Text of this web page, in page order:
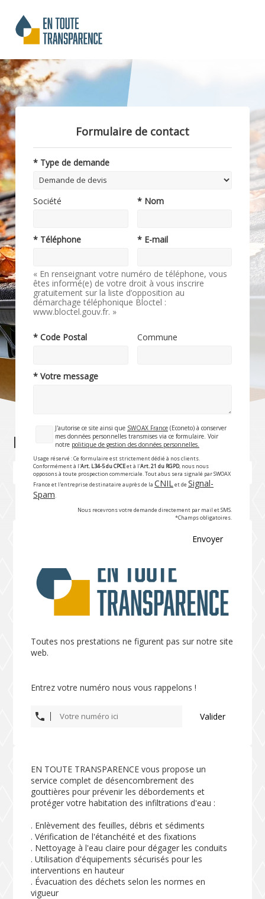
Formulaire de contact
* Type de demande
Société * Nom
* Téléphone * E-mail
« En renseignant votre numéro de téléphone, vous
êtes informé(e) de votre droit à vous inscrire
gratuitement sur la liste d’opposition au
démarchage téléphonique Bloctel :
www.bloctel.gouv.fr. »
* Code Postal Commune
* Votre message
J'autorise ce site ainsi que SWOAX France (Econeto) à conserver
mes données personnelles transmises via ce formulaire. Voir
notre politique de gestion des données personnelles.
Usage réservé : Ce formulaire est strictement dédié à nos clients.
Conformément à l'Art. L34-5 du CPCEet à l'Art. 21 du RGPD, nous nous
opposons à toute prospection commerciale. Tout abus sera signalé par SWOAX
France et l'entreprise destinataire auprès de la CNILet de Signal-
Spam.
Nous recevrons votre demande directement par mail et SMS.
*Champs obligatoires.
Envoyer
Toutes nos prestations ne figurent pas sur notre site
web.
Entrez votre numéro nous vous rappelons !
Valider
Désencombrement des gouttières
Rubrique précédente Rubrique suivante
EN TOUTE TRANSPARENCE vous propose un
service complet de désencombrement des
gouttières pour prévenir les débordements et
protéger votre habitation des infiltrations d'eau :
. Enlèvement des feuilles, débris et sédiments
. Vérification de l'étanchéité et des fixations
. Nettoyage à l'eau claire pour dégager les conduits
. Utilisation d'équipements sécurisés pour les
interventions en hauteur
. Évacuation des déchets selon les normes en
vigueur